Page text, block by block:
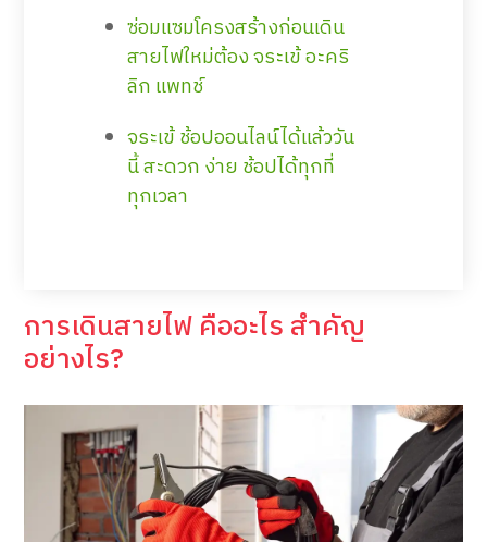
ซ่อมแซมโครงสร้างก่อนเดิน
สายไฟใหม่ต้อง จระเข้ อะคริ
ลิก แพทช์
จระเข้ ช้อปออนไลน์ได้แล้ววัน
นี้ สะดวก ง่าย ช้อปได้ทุกที่
ทุกเวลา
การเดินสายไฟ คืออะไร สำคัญ
อย่างไร?